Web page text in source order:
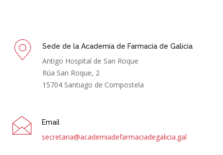
Sede de la Academia de Farmacia de Galicia
Antigo Hospital de San Roque
Rúa San Roque, 2
15704 Santiago de Compostela
Email
secretaria@academiadefarmaciadegalicia.gal